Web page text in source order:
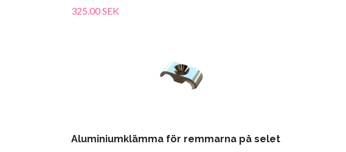
325.00 SEK
Aluminiumklämma för remmarna på selet